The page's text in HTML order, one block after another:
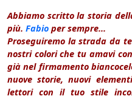
Abbiamo scritto la storia
più. Fabio per sempre...
Proseguiremo la strada da
nostri colori che tu amavi
già nel firmamento
nuove storie, nuovi
lettori con il tuo stile